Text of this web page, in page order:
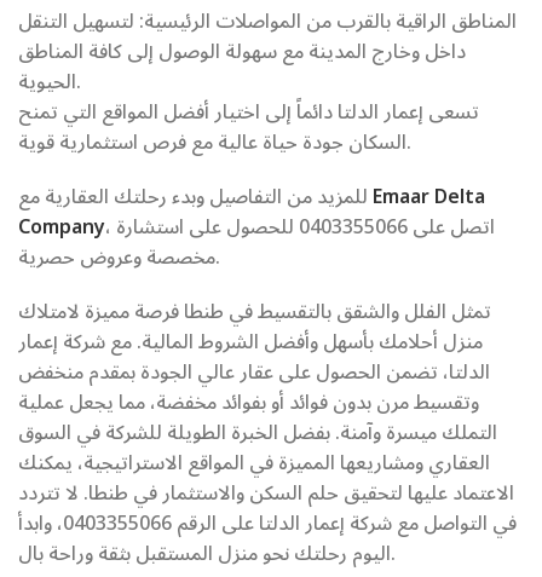
المناطق الراقية بالقرب من المواصلات الرئيسية: لتسهيل التنقل
داخل وخارج المدينة مع سهولة الوصول إلى كافة المناطق
الحيوية.
تسعى إعمار الدلتا دائماً إلى اختيار أفضل المواقع التي تمنح
السكان جودة حياة عالية مع فرص استثمارية قوية.
Emaar Delta
Company، اتصل على 0403355066 للحصول على استشارة
مخصصة وعروض حصرية.
تمثل الفلل والشقق بالتقسيط في طنطا فرصة مميزة لامتلاك
منزل أحلامك بأسهل وأفضل الشروط المالية. مع شركة إعمار
الدلتا، تضمن الحصول على عقار عالي الجودة بمقدم منخفض
وتقسيط مرن بدون فوائد أو بفوائد مخفضة، مما يجعل عملية
التملك ميسرة وآمنة. بفضل الخبرة الطويلة للشركة في السوق
العقاري ومشاريعها المميزة في المواقع الاستراتيجية، يمكنك
الاعتماد عليها لتحقيق حلم السكن والاستثمار في طنطا. لا تتردد
في التواصل مع شركة إعمار الدلتا على الرقم 0403355066، وابدأ
اليوم رحلتك نحو منزل المستقبل بثقة وراحة بال.